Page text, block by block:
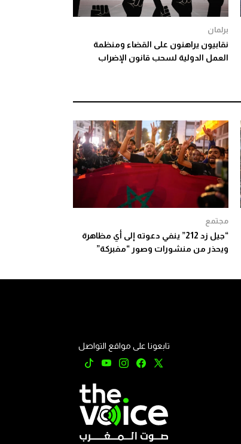
برلمان
نقابيون يراهنون على القضاء ومنظمة
العمل الدولية لسحب قانون الإضراب
مجتمع
“جيل زد 212” ينفي دعوته إلى أي مظاهرة
ويحذر من منشورات وصور “مفبركة”
تابعونا على مواقع التواصل